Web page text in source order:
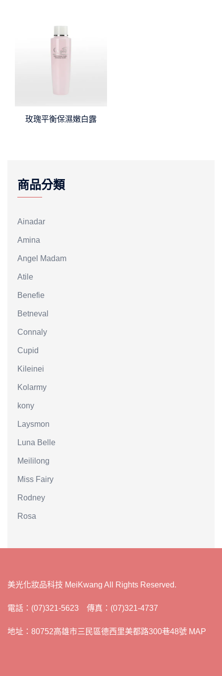
玫瑰平衡保濕嫩白露
商品分類
Ainadar
Amina
Angel Madam
Atile
Benefie
Betneval
Connaly
Cupid
Kileinei
Kolarmy
kony
Laysmon
Luna Belle
Meililong
Miss Fairy
Rodney
Rosa
美光化妝品科技 MeiKwang All Rights Reserved.
電話：(07)321-5623 傳真：(07)321-4737
地址：80752高雄市三民區德西里美都路300巷48號 MAP